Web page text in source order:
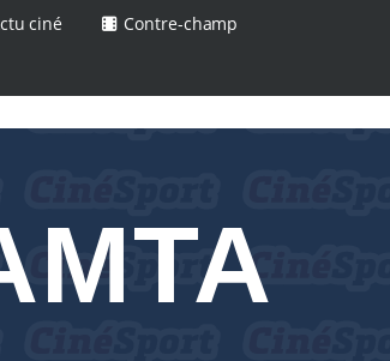
ciné Contre-champ